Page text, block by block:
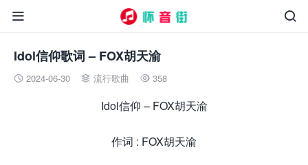


Idol信仰歌词 – FOX胡天渝
 2024-06-30  流行歌曲  358
Idol信仰 – FOX胡天渝
作词 : FOX胡天渝